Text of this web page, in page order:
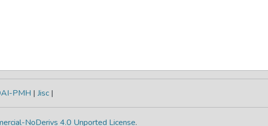
PMH | Jisc |
NoDerivs 4.0 Unported License.